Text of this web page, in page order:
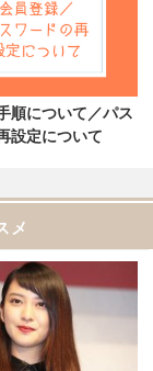
順について／パス
設定について
メ